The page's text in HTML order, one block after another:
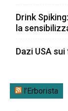
Drink
la
Dazi USA
l’Erborista